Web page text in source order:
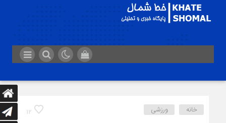
12 خانه ورزشی